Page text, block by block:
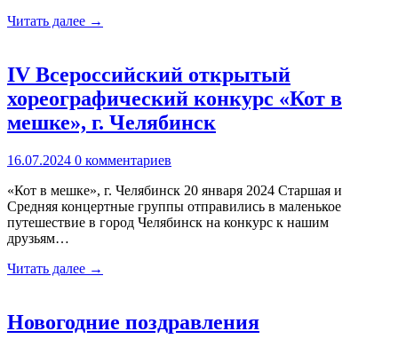
Читать далее →
IV Всероссийский открытый
хореографический конкурс «Кот в
мешке», г. Челябинск
16.07.2024 0 комментариев
«Кот в мешке», г. Челябинск 20 января 2024 Старшая и
Средняя концертные группы отправились в маленькое
путешествие в город Челябинск на конкурс к нашим
друзьям…
Читать далее →
Новогодние поздравления